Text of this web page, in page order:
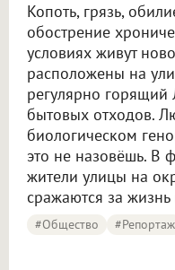
Копоть, грязь,
обострение
условиях живут
расположены на
регулярно
бытовых отходов.
биологическом
это не назовёшь. В
жители улицы на
сражаются за
#Общество #Репортаж